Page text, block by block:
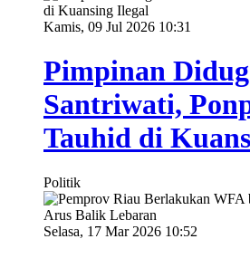
Kamis, 09 Jul 2026 10:31
Pimpinan
Santriwati,
Tauhid di
Politik
Selasa, 17 Mar 2026 10:52